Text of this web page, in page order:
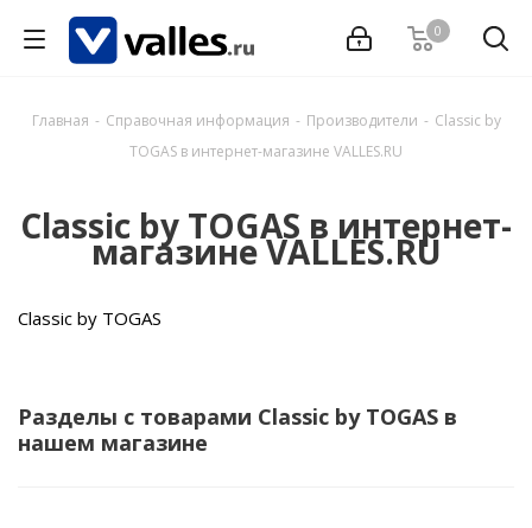
0
Главная - Справочная информация - Производители - Classic by
TOGAS в интернет-магазине VALLES.RU
Classic by TOGAS в интернет-
магазине VALLES.RU
Classic by TOGAS
Разделы с товарами Classic by TOGAS в
нашем магазине